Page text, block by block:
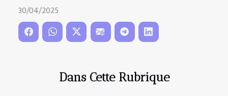
Dans Cette Rubrique
30/04/2025